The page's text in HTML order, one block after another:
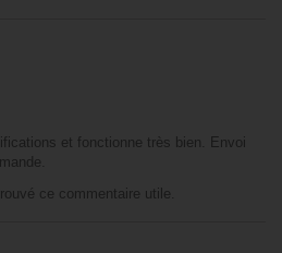
et fonctionne très bien. Envoi
ce commentaire utile.